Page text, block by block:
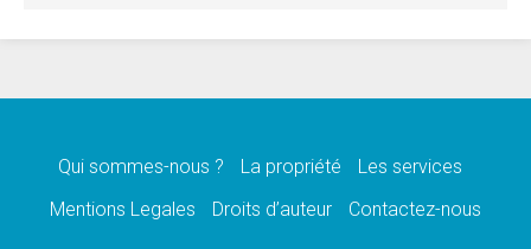
08.08.2026
07.08.2026
Calapan devient un diocèse
Qui sommes-nous ? La propriété
Les services
Mentions Legales
Droits d’auteur Contactez-nous